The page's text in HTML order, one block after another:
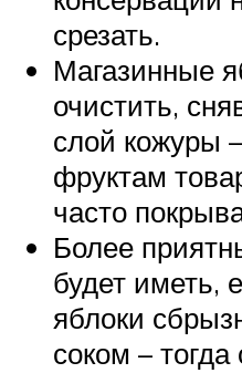
срезать.
Магазинные
очистить,
слой кожуры
фруктам
часто
Более
будет иметь,
яблоки
соком –